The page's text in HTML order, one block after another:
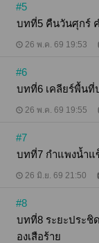
#5
บทที่5 คืนวัน
26 พ.ค. 69 19:53
#6
บทที่6 เคลีย
26 พ.ค. 69 19:55
#7
บทที่7 กำแพง
26 มิ.ย. 69 21:50
#8
บทที่8 ระยะประชิดกลางฟลอร์ซ้อม และเกมวัดใจข
องเสือร้าย